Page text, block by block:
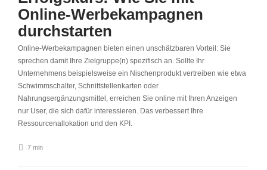
Online-Werbekampagnen
durchstarten
Online-Werbekampagnen bieten einen unschätzbaren Vorteil: Sie
sprechen damit Ihre Zielgruppe(n) spezifisch an. Sollte Ihr
Unternehmens beispielsweise ein Nischenprodukt vertreiben wie etwa
Schwimmschalter, Schnittstellenkarten oder
Nahrungsergänzungsmittel, erreichen Sie online mit Ihren Anzeigen
nur User, die sich dafür interessieren. Das verbessert Ihre
Ressourcenallokation und den KPI.
7 min